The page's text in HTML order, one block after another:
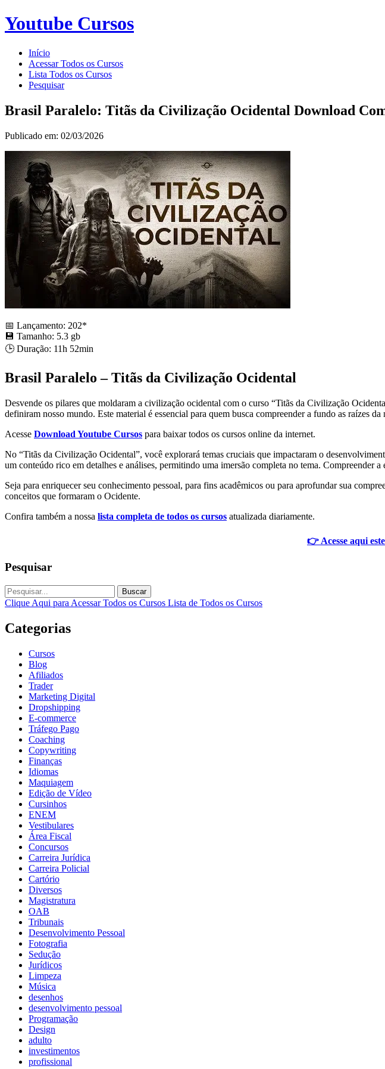
Youtube Cursos
Início
Acessar Todos os Cursos
Lista Todos os Cursos
Pesquisar
Brasil Paralelo: Titãs da Civilização Ocidental Download
Publicado em: 02/03/2026
📅 Lançamento: 202*
💾 Tamanho: 5.3 gb
🕒 Duração: 11h 52min
Brasil Paralelo – Titãs da Civilização Ocidental
Desvende os pilares que moldaram a civilização ocidental com o curso “Titãs da Civilização
definiram nosso mundo. Este material é essencial para quem busca compreender a fundo as raízes da
Acesse Download Youtube Cursos para baixar todos os cursos online da internet.
No “Titãs da Civilização Ocidental”, você explorará temas cruciais que impactaram o
um conteúdo rico em detalhes e análises, permitindo uma imersão completa no tema. Compreender
Seja para enriquecer seu conhecimento pessoal, para fins acadêmicos ou para aprofundar sua
conceitos que formaram o Ocidente.
Confira também a nossa lista completa de todos os cursos atualizada diariamente.
👉 Acesse aqui
Pesquisar
Buscar
Clique Aqui para Acessar Todos os Cursos Lista de Todos os Cursos
Categorias
Cursos
Blog
Afiliados
Trader
Marketing Digital
Dropshipping
E-commerce
Tráfego Pago
Coaching
Copywriting
Finanças
Idiomas
Maquiagem
Edição de Vídeo
Cursinhos
ENEM
Vestibulares
Área Fiscal
Concursos
Carreira Jurídica
Carreira Policial
Cartório
Diversos
Magistratura
OAB
Tribunais
Desenvolvimento Pessoal
Fotografia
Sedução
Jurídicos
Limpeza
Música
desenhos
desenvolvimento pessoal
Programação
Design
adulto
investimentos
profissional